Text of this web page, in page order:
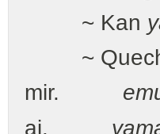
~ Kan
~
mir.
ai.